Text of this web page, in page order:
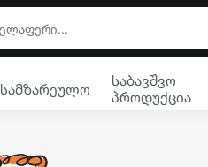
სამზარეულო
საბავშვო
პროდუქცია